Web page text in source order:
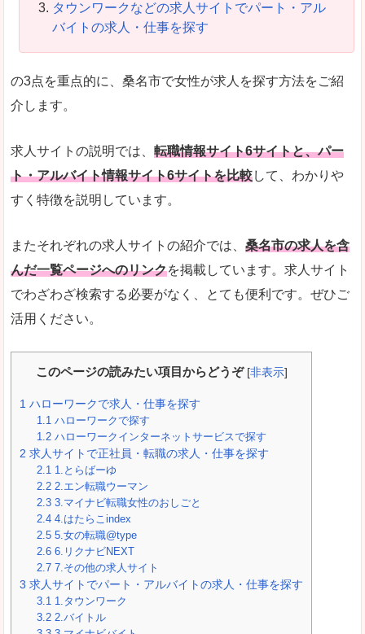
タウンワークなどの求人サイトでパート・アル
バイトの求人・仕事を探す
の3点を重点的に、桑名市で女性が求人を探す方法をご紹
介します。
求人サイトの説明では、 転職情報サイト6サイトと、パー
ト・アルバイト情報サイト6サイトを比較して、わかりや
すく特徴を説明しています。
またそれぞれの求人サイトの紹介では、 桑名市の求人を含
んだ一覧ページへのリンクを掲載しています。求人サイト
でわざわざ検索する必要がなく、とても便利です。ぜひご
活用ください。
このページの読みたい項目からどうぞ [非表示]
1 ハローワークで求人・仕事を探す
1.1 ハローワークで探す
1.2 ハローワークインターネットサービスで探す
2 求人サイトで正社員・転職の求人・仕事を探す
2.1 1.とらばーゆ
2.2 2.エン転職ウーマン
2.3 3.マイナビ転職女性のおしごと
2.4 4.はたらこindex
2.5 5.女の転職@type
2.6 6.リクナビNEXT
2.7 7.その他の求人サイト
3 求人サイトでパート・アルバイトの求人・仕事を探す
3.1 1.タウンワーク
3.2 2.バイトル